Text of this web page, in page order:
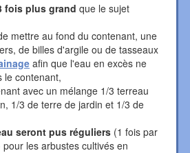
fois plus grand que le sujet
mettre au fond du contenant, une
de billes d'argile ou de tasseaux
afin que l'eau en excès ne
le contenant,
avec un mélange 1/3 terreau
1/3 de terre de jardin et 1/3 de
seront pus réguliers (1 fois par
les arbustes cultivés en